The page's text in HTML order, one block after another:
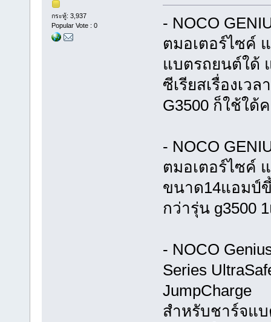
กระทู้: 3,937
Popular Vote : 0
- NOCO
ตมอเตอร์ไซค์
แบตรถยนต์ใด้
ซีเรียสเรื่องเว
G3500 ก็ใช้ใด้
- NOCO
ตมอเตอร์ไซค์
ขนาด14แอมป์
กว่ารุ่น g3500
- NOCO
Series
JumpCharge
สำหรับชาร์จแบ